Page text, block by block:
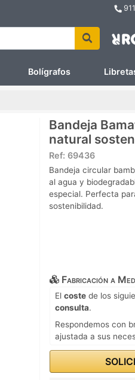
Bolígrafos
Bandeja
natural
Ref: 69436
Bandeja circular
al agua y
especial. Perfecta
sostenibilidad.
Fabricación a
El coste de los
consulta.
Respondemos con
ajustada a sus